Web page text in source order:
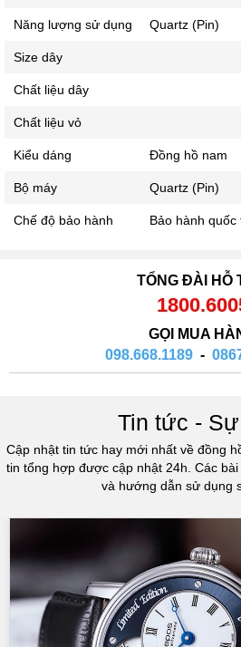
Năng lượng sử dụng Quartz (Pin)
Size dây
Chất liệu dây
Chất liệu vỏ
Kiểu dáng Đồng hồ nam
Bộ máy Quartz (Pin)
Chế độ bảo hành Bảo hành quốc
TỔNG ĐÀI HỖ
GỌI MUA
098.668.1189 -
Tin tức -
Cập nhật tin tức hay mới nhất về đồng
tin tổng hợp được cập nhật 24h. Các
và hướng dẫn sử dụng